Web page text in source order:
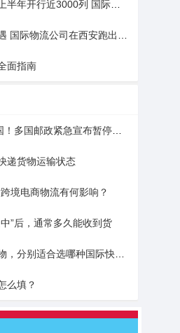
面指南
递货物运输状态
境电商物流有何影响？
”后，通常多久能收到货
么填？